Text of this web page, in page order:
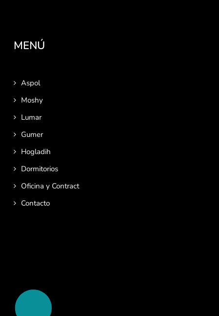
MENÚ
Aspol
Moshy
Lumar
Gumer
Hogladih
Dormitorios
Oficina y Contract
Contacto